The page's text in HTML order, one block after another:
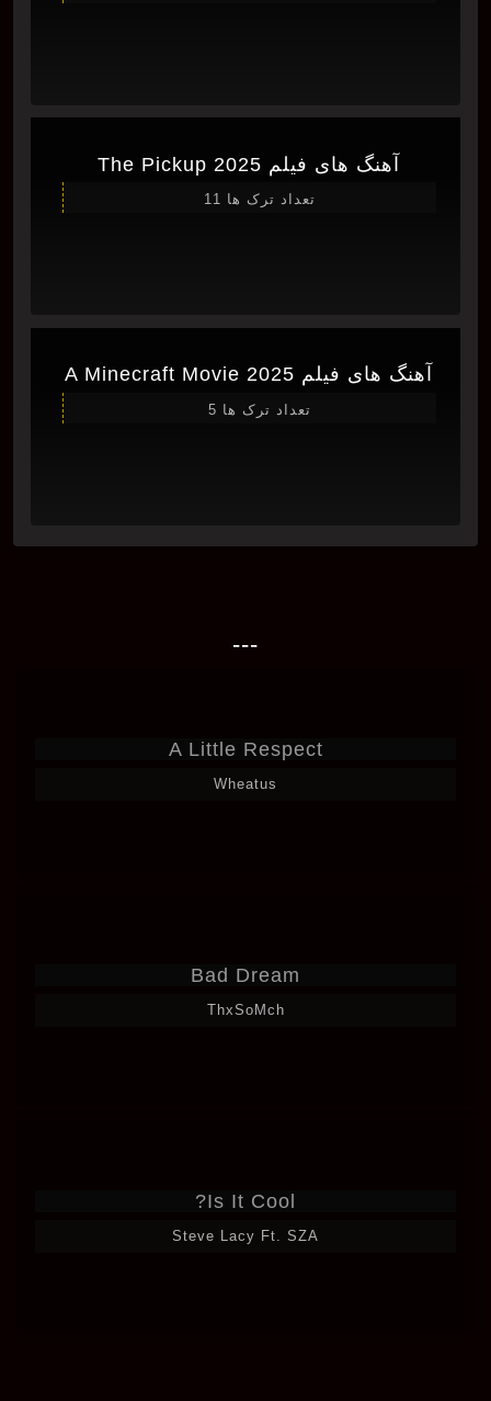
آهنگ های فیلم The Pickup 2025
تعداد ترک ها 11
آهنگ های فیلم A Minecraft Movie 2025
تعداد ترک ها 5
---
A Little Respect
Wheatus
Bad Dream
ThxSoMch
Is It Cool?
Steve Lacy Ft. SZA